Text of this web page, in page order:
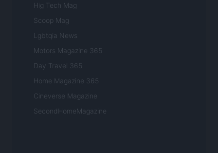
Hig Tech Mag
Scoop Mag
Lgbtqia News
Motors Magazine 365
Day Travel 365
Home Magazine 365
Cineverse Magazine
SecondHomeMagazine